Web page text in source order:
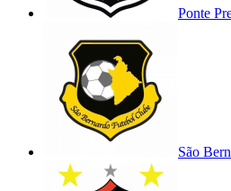
Ponte
São